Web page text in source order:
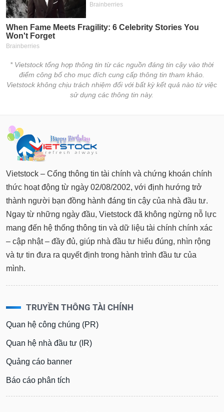
* Vietstock tổng hợp thông tin từ các nguồn đáng tin cậy vào thời
điểm công bố cho mục đích cung cấp thông tin tham khảo.
Vietstock không chịu trách nhiệm đối với bất kỳ kết quả nào từ việc
sử dụng các thông tin này.
Vietstock – Cổng thông tin tài chính và chứng khoán chính
thức hoạt động từ ngày 02/08/2002, với định hướng trở
thành người bạn đồng hành đáng tin cậy của nhà đầu tư.
Ngay từ những ngày đầu, Vietstock đã không ngừng nỗ lực
mang đến hệ thống thông tin và dữ liệu tài chính chính xác
– cập nhật – đầy đủ, giúp nhà đầu tư hiểu đúng, nhìn rộng
và tự tin đưa ra quyết định trong hành trình đầu tư của
mình.
TRUYỀN THÔNG TÀI CHÍNH
Quan hệ công chúng (PR)
Quan hệ nhà đầu tư (IR)
Quảng cáo banner
Báo cáo phân tích
Công
đầu
Truyền
thông
chính
Dữ
liệu
tài
chính